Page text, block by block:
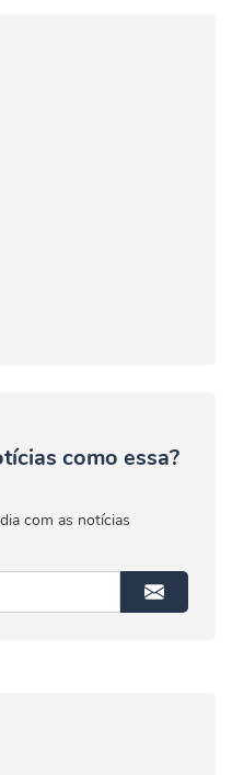
como essa?
com as notícias